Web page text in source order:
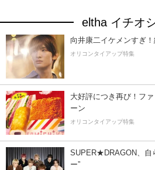
eltha イチオ
向井康二イケメンすぎ
オリコンタイアップ特集
大好評につき再び！フ
ーン
オリコンタイアップ特集
SUPER★DRAGON、自
ー”